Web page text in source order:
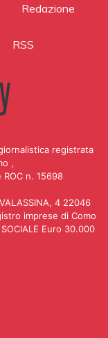
Redazione
RSS
registrata
,
n. 15698
4 22046
imprese di Como
Euro 30.000